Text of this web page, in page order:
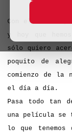
Con el
y hoy que
sólo quiero
poquito de
comienzo de la
el día a día.
Pasa todo tan
una película se
lo que tenemos